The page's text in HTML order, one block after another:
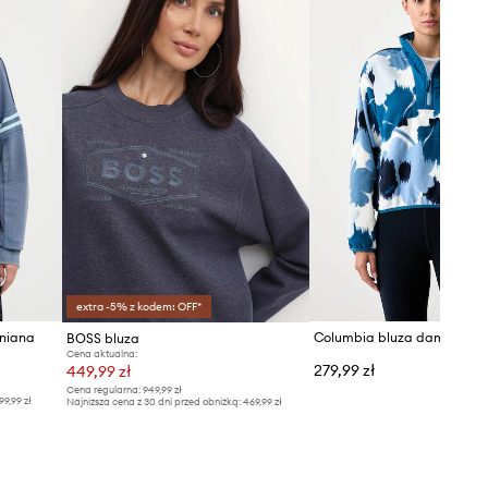
zazwyczaj.
Tabela rozmiarów
zł
extra -5% z kodem: OFF*
BOSS bluza
Cena aktualna:
449,99 zł
Cena regularna:949,99 zł
Najniższa cena z 30 dni przed obniżką:469,99 zł
279,99 zł